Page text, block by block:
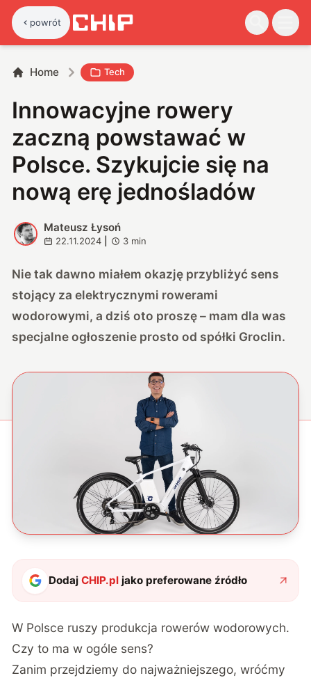
powrót
Home Tech
Innowacyjne rowery
zaczną powstawać w
Polsce. Szykujcie się na
nową erę jednośladów
M
Mateusz Łysoń
22.11.2024 3 min
Nie tak dawno miałem okazję przybliżyć sens
stojący za elektrycznymi rowerami
wodorowymi, a dziś oto proszę – mam dla was
specjalne ogłoszenie prosto od spółki Groclin.
DodajCHIP.pl jako preferowane źródło
W Polsce ruszy produkcja rowerów wodorowych.
Czy to ma w ogóle sens?
Zanim przejdziemy do najważniejszego, wróćmy